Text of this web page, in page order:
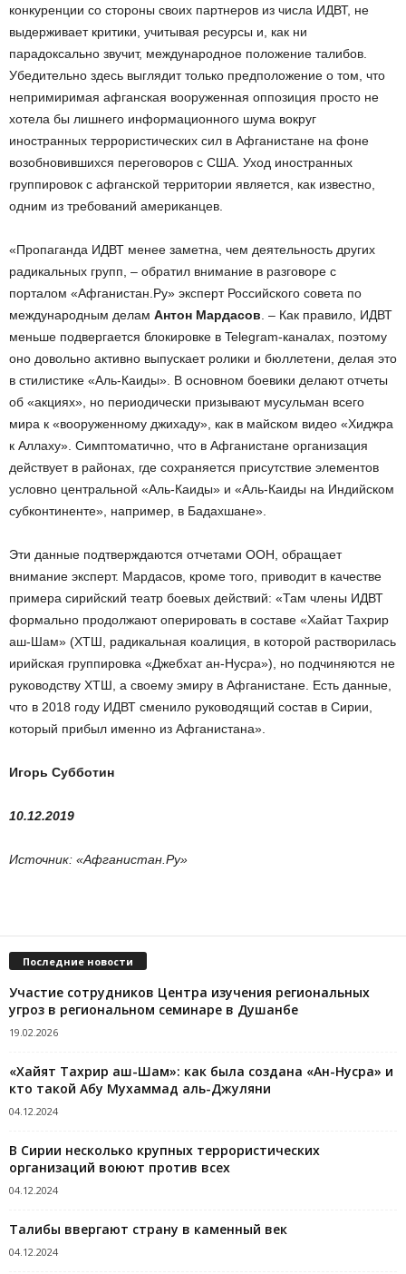
конкуренции со стороны своих партнеров из числа ИДВТ, не
выдерживает критики, учитывая ресурсы и, как ни
парадоксально звучит, международное положение талибов.
Убедительно здесь выглядит только предположение о том, что
непримиримая афганская вооруженная оппозиция просто не
хотела бы лишнего информационного шума вокруг
иностранных террористических сил в Афганистане на фоне
возобновившихся переговоров с США. Уход иностранных
группировок с афганской территории является, как известно,
одним из требований американцев.
«Пропаганда ИДВТ менее заметна, чем деятельность других
радикальных групп, – обратил внимание в разговоре с
порталом «Афганистан.Ру» эксперт Российского совета по
международным делам Антон Мардасов . – Как правило, ИДВТ
меньше подвергается блокировке в Telegram-каналах, поэтому
оно довольно активно выпускает ролики и бюллетени, делая это
в стилистике «Аль-Каиды». В основном боевики делают отчеты
об «акциях», но периодически призывают мусульман всего
мира к «вооруженному джихаду», как в майском видео «Хиджра
к Аллаху». Симптоматично, что в Афганистане организация
действует в районах, где сохраняется присутствие элементов
условно центральной «Аль-Каиды» и «Аль-Каиды на Индийском
субконтиненте», например, в Бадахшане».
Эти данные подтверждаются отчетами ООН, обращает
внимание эксперт. Мардасов, кроме того, приводит в качестве
примера сирийский театр боевых действий: «Там члены ИДВТ
формально продолжают оперировать в составе «Хайат Тахрир
аш-Шам» (ХТШ, радикальная коалиция, в которой растворилась
ирийская группировка «Джебхат ан-Нусра»), но подчиняются не
руководству ХТШ, а своему эмиру в Афганистане. Есть данные,
что в 2018 году ИДВТ сменило руководящий состав в Сирии,
который прибыл именно из Афганистана».
Игорь Субботин
10.12.2019
Источник: «Афганистан.Ру»
Последние новости
Участие сотрудников Центра изучения региональных
угроз в региональном семинаре в Душанбе
19.02.2026
«Хайят Тахрир аш-Шам»: как была создана «Ан-Нусра» и
кто такой Абу Мухаммад аль-Джуляни
04.12.2024
В Сирии несколько крупных террористических
организаций воюют против всех
04.12.2024
Талибы ввергают страну в каменный век
04.12.2024